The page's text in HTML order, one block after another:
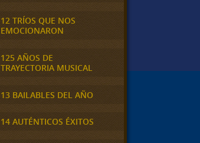
12 TRÍOS QUE NOS
EMOCIONARON
125 AÑOS DE
TRAYECTORIA MUSICAL
13 BAILABLES DEL AÑO
14 AUTÉNTICOS ÉXITOS